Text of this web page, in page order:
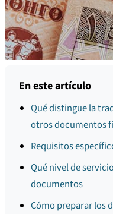
En este artículo
Qué distingue la
otros documentos
Requisitos
Qué nivel de
documentos
Cómo preparar los